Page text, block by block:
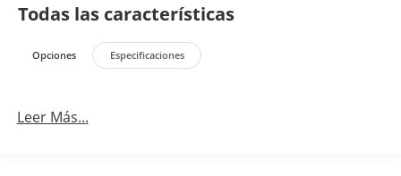
Todas las características
Opciones Especificaciones
Leer Más...